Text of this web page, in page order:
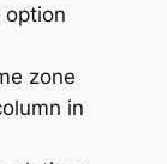
option
zone
in